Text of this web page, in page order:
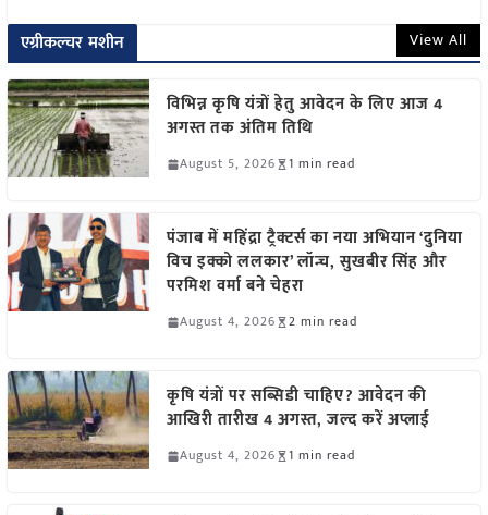
एग्रीकल्चर मशीन View All
विभिन्न कृषि यंत्रों हेतु आवेदन के लिए आज 4
अगस्त तक अंतिम तिथि
August 5, 2026 1 min read
पंजाब में महिंद्रा ट्रैक्टर्स का नया अभियान ‘दुनिया
विच इक्को ललकार’ लॉन्च, सुखबीर सिंह और
परमिश वर्मा बने चेहरा
August 4, 2026 2 min read
कृषि यंत्रों पर सब्सिडी चाहिए? आवेदन की
आखिरी तारीख 4 अगस्त, जल्द करें अप्लाई
August 4, 2026 1 min read